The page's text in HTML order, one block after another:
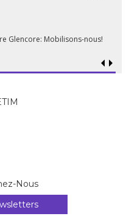
Glencore: Mobilisons-nous!
Nous